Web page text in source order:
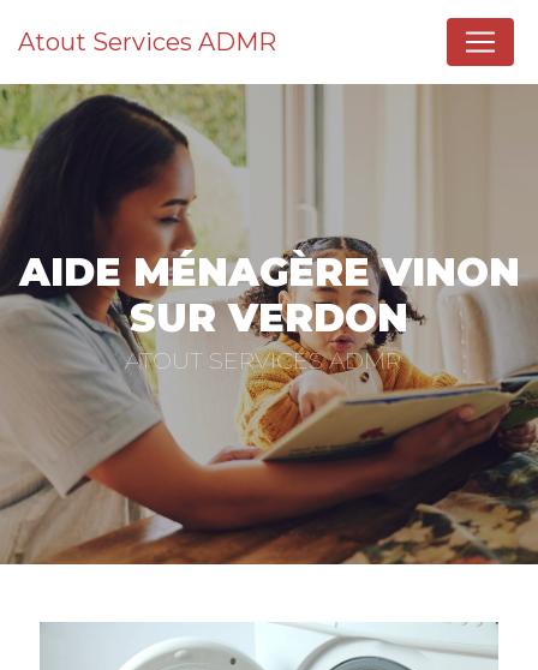
Atout Services ADMR
AIDE MÉNAGÈRE VINON
SUR VERDON
ATOUT SERVICES ADMR